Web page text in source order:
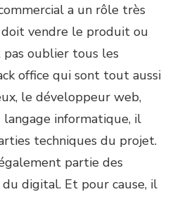
a un rôle très
vendre le produit ou
oublier tous les
office qui sont tout aussi
le développeur web,
informatique, il
techniques du projet.
partie des
digital. Et pour cause, il